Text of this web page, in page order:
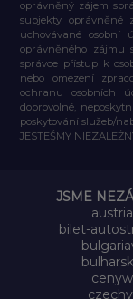
oprávněný zájem
subjekty oprávněné
uchovávané
oprávněného zájmu
správce přístup k
nebo omezení
ochranu osobních
dobrovolné,
poskytování služeb/
JESTEŚMY
JSME
bilet-